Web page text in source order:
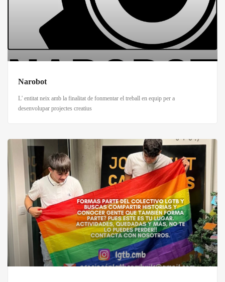
Narobot
L' entitat neix amb la finalitat de fonmentar el treball en equip per a
desenvolupar projectes creatius